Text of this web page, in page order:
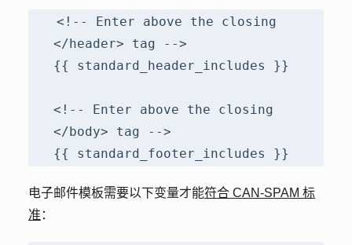
<!-- Enter above the closing
</header> tag -->
{{ standard_header_includes }}
<!-- Enter above the closing
</body> tag -->
{{ standard_footer_includes }}
电子邮件模板需要以下变量才能符合 CAN-SPAM 标
准 ：